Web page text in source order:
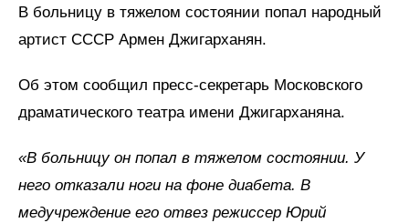
В больницу в тяжелом состоянии попал народный
артист СССР Армен Джигарханян.
Об этом сообщил пресс-секретарь Московского
драматического театра имени Джигарханяна.
«В больницу он попал в тяжелом состоянии. У
него отказали ноги на фоне диабета. В
медучреждение его отвез режиссер Юрий